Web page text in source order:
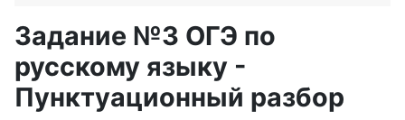
Задание №3 ОГЭ по
русскому языку -
Пунктуационный разбор